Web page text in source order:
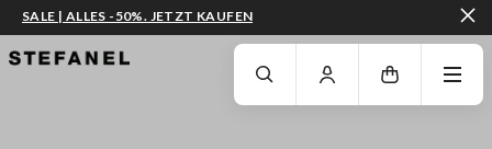
ZUM HAUPTINHALT SPRINGEN GEHEN SIE ZUM ENDE DER SEITE
SALE | ALLES -50%. JETZT KAUFEN